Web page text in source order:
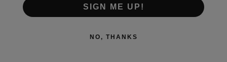
SIGN ME UP!
NO, THANKS